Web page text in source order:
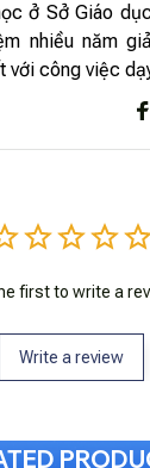
ở Sở Giáo
nhiều năm
với công việc
first to write a
Write a review